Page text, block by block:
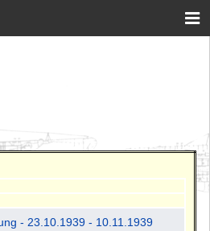
- 23.10.1939 - 10.11.1939